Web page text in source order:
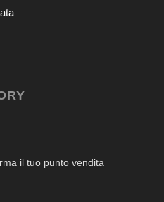
il tuo punto vendita